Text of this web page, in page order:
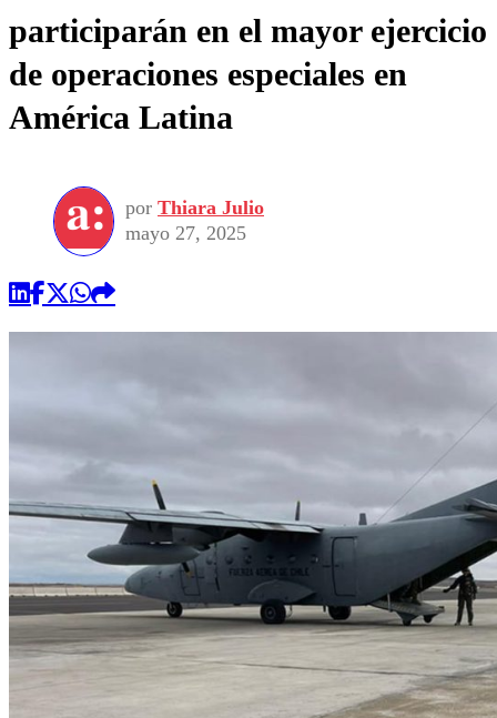
participarán en el mayor ejercicio
de operaciones especiales en
América Latina
por Thiara Julio
mayo 27, 2025